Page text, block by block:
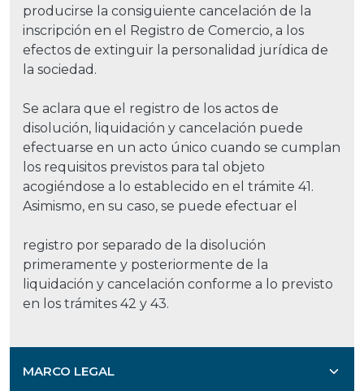
producirse la consiguiente cancelación de la
inscripción en el Registro de Comercio, a los
efectos de extinguir la personalidad jurídica de
la sociedad.
Se aclara que el registro de los actos de
disolución, liquidación y cancelación puede
efectuarse en un acto único cuando se cumplan
los requisitos previstos para tal objeto
acogiéndose a lo establecido en el trámite 41.
Asimismo, en su caso, se puede efectuar el
registro por separado de la disolución
primeramente y posteriormente de la
liquidación y cancelación conforme a lo previsto
en los trámites 42 y 43.
MARCO LEGAL